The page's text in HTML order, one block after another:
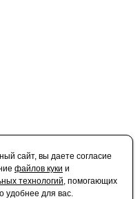
сайт, вы даете согласие
файлов куки и
технологий, помогающих
удобнее для вас.